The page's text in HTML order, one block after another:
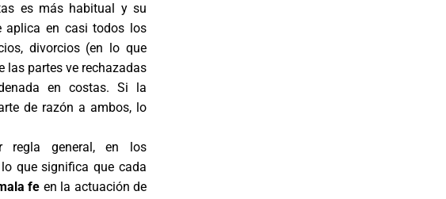
es más habitual y su
aplica en casi todos los
divorcios (en lo que
las partes ve rechazadas
en costas. Si la
de razón a ambos, lo
regla general, en los
que significa que cada
fe en la actuación de